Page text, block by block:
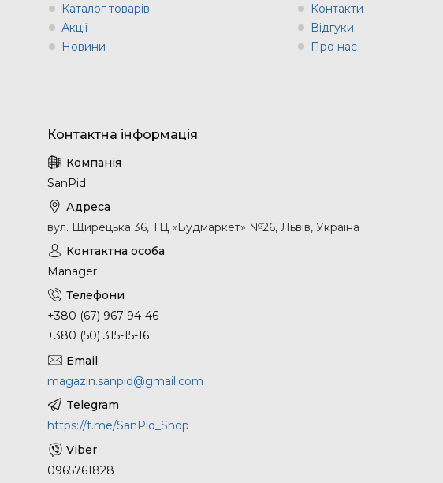
Каталог товарів
Акції
Новини
Контакти
Відгуки
Про нас
SanPid
вул. Щирецька 36, ТЦ «Будмаркет» №26, Львів, Україна
Manager
+380 (67) 967-94-46
+380 (50) 315-15-16
magazin.sanpid@gmail.com
https://t.me/SanPid_Shop
0965761828